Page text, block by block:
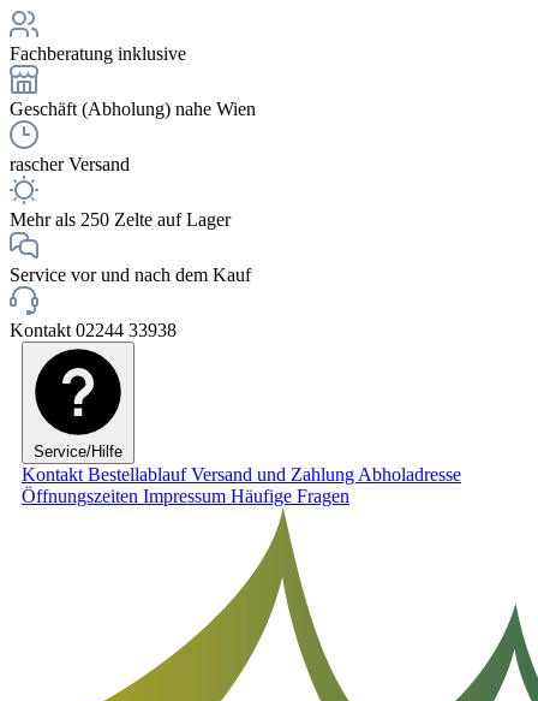
Fachberatung inklusive
Geschäft (Abholung) nahe Wien
rascher Versand
Mehr als 250 Zelte auf Lager
Service vor und nach dem Kauf
Kontakt 02244 33938
Service/Hilfe
Kontakt BestellablaufVersand und Zahlung Abholadresse
Öffnungszeiten Impressum Häufige Fragen